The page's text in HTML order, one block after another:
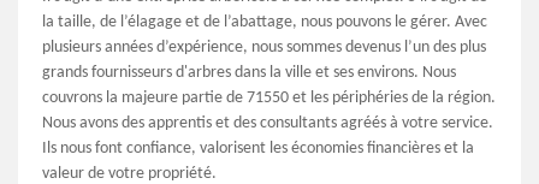
la taille, de l’élagage et de l’abattage, nous pouvons le gérer. Avec
plusieurs années d’expérience, nous sommes devenus l’un des plus
grands fournisseurs d'arbres dans la ville et ses environs. Nous
couvrons la majeure partie de 71550 et les périphéries de la région.
Nous avons des apprentis et des consultants agréés à votre service.
Ils nous font confiance, valorisent les économies financières et la
valeur de votre propriété.